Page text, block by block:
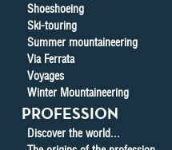
Shoeshoeing
Ski-touring
Summer mountaineering
Via Ferrata
Voyages
Winter Mountaineering
PROFESSION
Discover the world...